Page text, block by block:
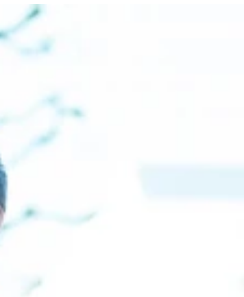
トネスに挑む！
これがボクシング・ハイなのか！？